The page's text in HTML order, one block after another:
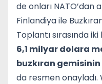
de onları NATO’dan
Finlandiya ile
Toplantı sırasında iki
6,1 milyar dolara
buzkıran gemisinin
da resmen